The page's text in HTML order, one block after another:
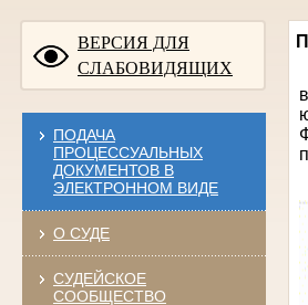
ВЕРСИЯ ДЛЯ
СЛАБОВИДЯЩИХ
ПОДАЧА
ПРОЦЕССУАЛЬНЫХ
ДОКУМЕНТОВ В
ЭЛЕКТРОННОМ ВИДЕ
О СУДЕ
СУДЕЙСКОЕ
СООБЩЕСТВО